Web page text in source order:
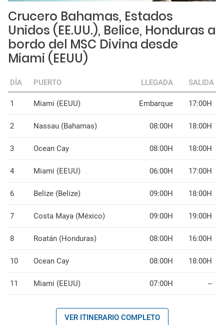
Crucero Bahamas, Estados
Unidos (EE.UU.), Belice, Honduras a
bordo del MSC Divina desde
Miami (EEUU)
DÍA PUERTO LLEGADA SALIDA
1 Miami (EEUU) Embarque 17:00H
2 Nassau (Bahamas) 08:00H 18:00H
3 Ocean Cay 08:00H 18:00H
4 Miami (EEUU) 06:00H 17:00H
6 Belize (Belize) 09:00H 18:00H
7 Costa Maya (México) 09:00H 19:00H
8 Roatán (Honduras) 08:00H 16:00H
10 Ocean Cay 08:00H 18:00H
11 Miami (EEUU) 07:00H --
VER ITINERARIO COMPLETO